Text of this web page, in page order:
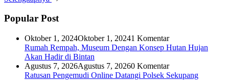
Popular Post
Oktober 1, 2024Oktober 1, 20241 Komentar
Rumah Rempah, Museum Dengan Konsep Hutan Hujan
Akan Hadir di Bintan
Agustus 7, 2026Agustus 7, 20260 Komentar
Ratusan Pengemudi Online Datangi Polsek Sekupang